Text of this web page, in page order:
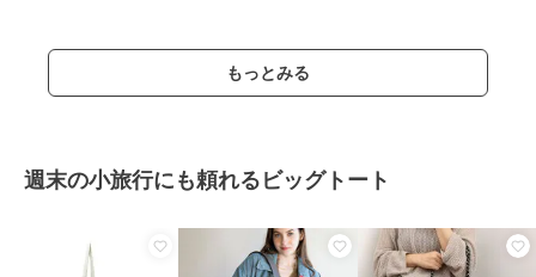
もっとみる
週末の小旅行にも頼れるビッグトート